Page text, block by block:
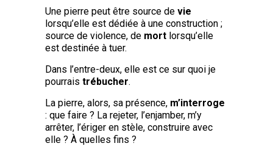
Une pierre peut être source de vie
lorsqu’elle est dédiée à une construction ;
source de violence, de mort lorsqu’elle
est destinée à tuer.
Dans l’entre-deux, elle est ce sur quoi je
pourrais trébucher.
La pierre, alors, sa présence, m’interroge
: que faire ? La rejeter, l’enjamber, m’y
arrêter, l’ériger en stèle, construire avec
elle ? À quelles fins ?